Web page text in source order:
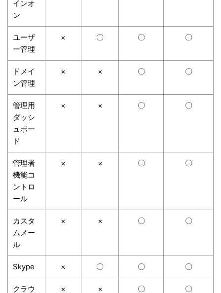
インオ
ン
ユーザ
ー管理
× 〇 〇 〇
ドメイ
ン管理
× × 〇 〇
管理用
ダッシ
ュボー
ド
× × 〇 〇
管理者
機能コ
ントロ
ール
× × 〇 〇
カスタ
ムメー
ル
× × 〇 〇
Skype × 〇 〇 〇
クラウ × × 〇 〇